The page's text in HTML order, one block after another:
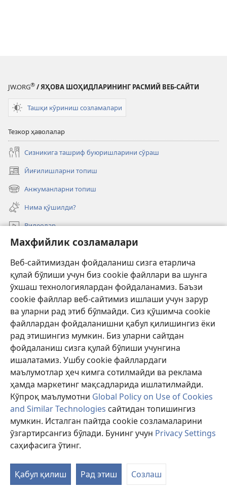
Махфийлик созламалари
Веб-сайтимиздан фойдаланиш сизга етарлича
қулай бўлиши учун биз cookie файллари ва шунга
ўхшаш технологиялардан фойдаланамиз. Баъзи
cookie файллар веб-сайтимиз ишлаши учун зарур
ва уларни рад этиб бўлмайди. Сиз қўшимча cookie
файллардан фойдаланишни қабул қилишингиз ёки
рад этишингиз мумкин. Биз уларни сайтдан
фойдаланиш сизга қулай бўлиши учунгина
ишалатамиз. Ушбу cookie файллардаги
маълумотлар ҳеч кимга сотилмайди ва реклама
ҳамда маркетинг мақсадларида ишлатилмайди.
Кўпроқ маълумотни Global Policy on Use of Cookies
and Similar Technologies сайтидан топишингиз
мумкин. Исталган пайтда cookie созламаларини
ўзгартирсангиз бўлади. Бунинг учун Privacy Settings
саҳифасига ўтинг.
Қабул қилиш Рад этиш Созлаш
JW.ORG® / ЯҲОВА ШОҲИДЛАРИНИНГ РАСМИЙ ВЕБ-САЙТИ
Ташқи кўриниш созламалари
Тезкор ҳаволалар
Сизникига ташриф буюришларини сўраш
Йиғилишларни топиш
(янги
ойнада
очилади)
Анжуманларни топиш
(янги
ойнада
очилади)
Нима қўшилди?
Видеолар
Излаш
Давлат амалдорлари учун маълумот
Ёрдам
Хайр-эҳсон
(янги
ойнада
очилади)Қўриқчи минорасининг ОНЛАЙН КУТУБХОНАСИ™
(янги
ойнада
очилади)JW Hub
(янги
ойнада
очилади)«Watchtower Library» кутубхонаси
Copyright© 2026 Watch Tower Bible and Tract Society of Pennsylvania.
ФОЙДАЛАНИШ ШАРТЛАРИ
МАХФИЙЛИК СОЗЛАМАЛАРИ